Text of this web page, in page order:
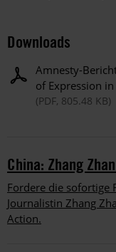
Downloads
Amnesty-
of Expression
(PDF, 805.48 KB)
China: Zhang
Fordere die sofortige
Journalistin Zhang
Action.